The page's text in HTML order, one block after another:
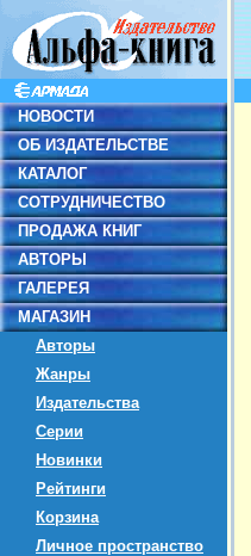
НОВОСТИ
ОБ ИЗДАТЕЛЬСТВЕ
КАТАЛОГ
СОТРУДНИЧЕСТВО
ПРОДАЖА КНИГ
АВТОРЫ
ГАЛЕРЕЯ
МАГАЗИН
Авторы
Жанры
Издательства
Серии
Новинки
Рейтинги
Корзина
Личное пространство